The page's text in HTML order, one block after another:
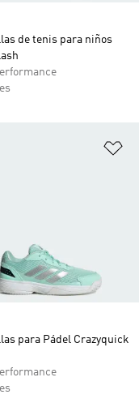
de tenis para niños
para Pádel Crazyquick